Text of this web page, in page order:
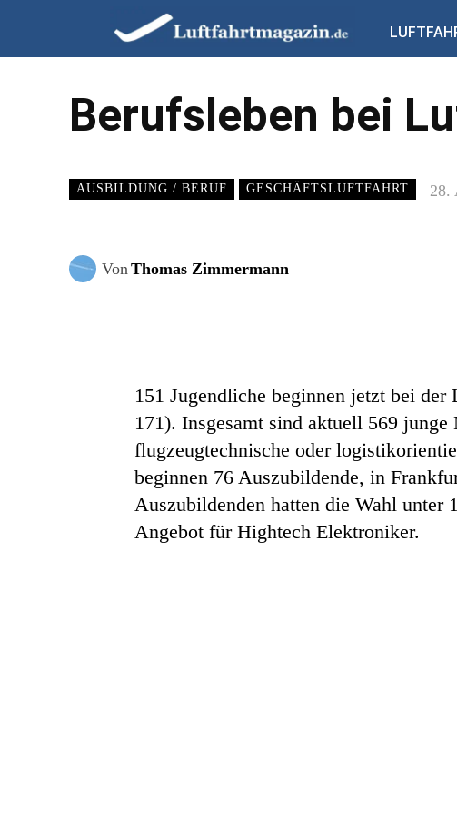
Berufsleben bei
AUSBILDUNG / BERUF GESCHÄFTSLUFTFAHRT 28.
VonThomas Zimmermann
151 Jugendliche beginnen jetzt bei
171). Insgesamt sind aktuell 569
flugzeugtechnische oder
beginnen 76 Auszubildende, in
Auszubildenden hatten die Wahl unter
Angebot für Hightech Elektroniker.